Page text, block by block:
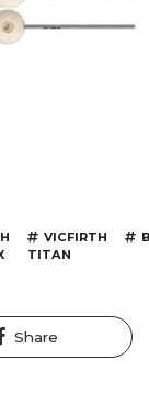
VICFIRTH
TITAN
Share